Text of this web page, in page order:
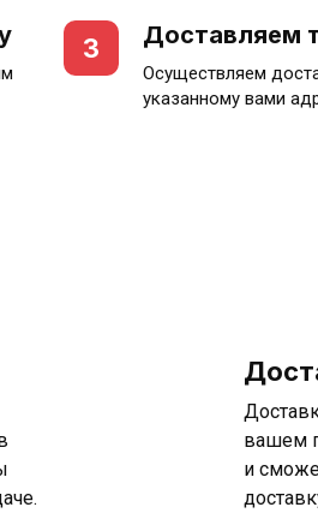
3 Доставляем
Осуществляем
указанному вами
вашем
и